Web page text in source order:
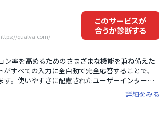
https://qualva.com/
このサービスが
合うか診断する
率を高めるためのさまざまな機能を兼ね備えた
すべての入力に全自動で完全応答することで、
。使いやすさに配慮されたユーザーインターフ
操作（GUI）に加え、音声入力操作（VUI）が搭載
てしまっても、再び戻ってきたときに前回入力し
を多数搭載しています。リアルタイムで顧客情
好評です。
詳細をみる